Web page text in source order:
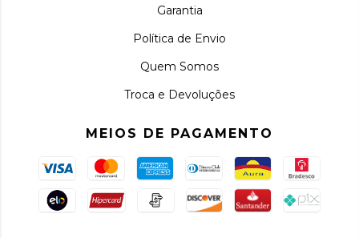
Garantia
Política de Envio
Quem Somos
Troca e Devoluções
MEIOS DE PAGAMENTO